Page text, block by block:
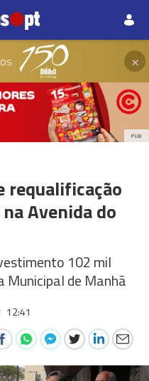
×
PUB
requalificação
Avenida do
102 mil
Municipal de Manhã
12:41